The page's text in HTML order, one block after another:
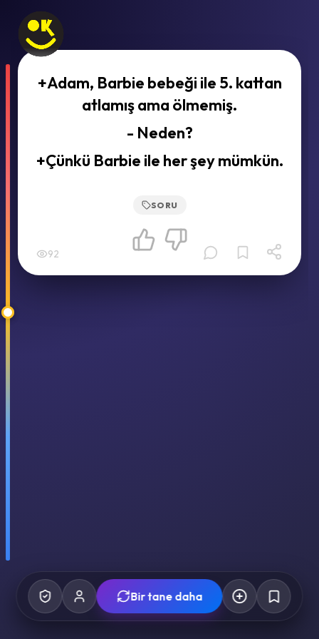
+Adam, Barbie bebeği ile 5. kattan
atlamış ama ölmemiş.
- Neden?
+Çünkü Barbie ile her şey mümkün.
SORU
92
Bir tane daha